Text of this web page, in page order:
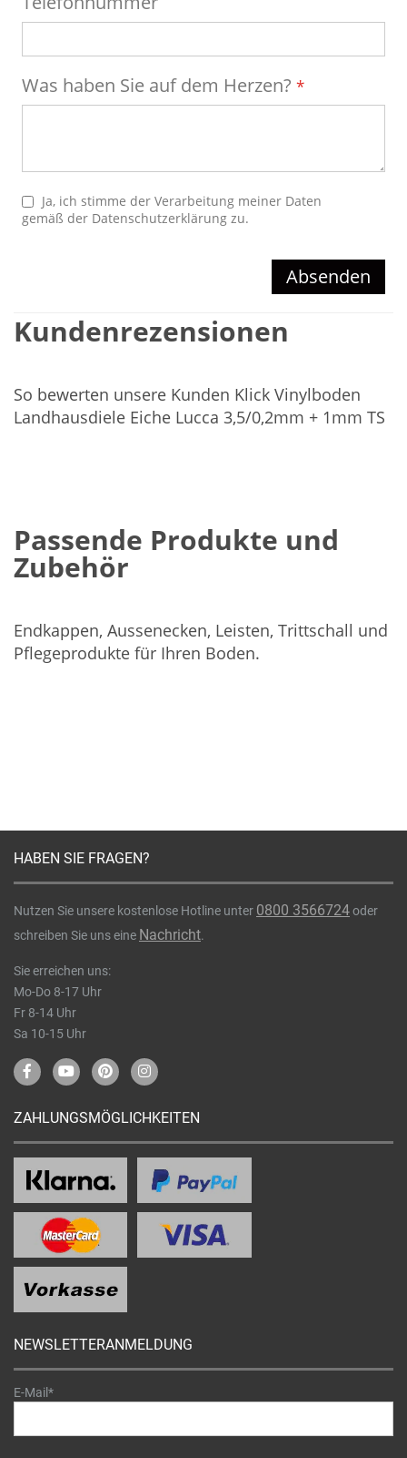
Was haben Sie auf dem Herzen?
Ja, ich stimme der Verarbeitung meiner Daten
gemäß der Datenschutzerklärung zu.
Absenden
Kundenrezensionen
So bewerten unsere Kunden Klick Vinylboden
Landhausdiele Eiche Lucca 3,5/0,2mm + 1mm TS
Passende Produkte und
Zubehör
Endkappen, Aussenecken, Leisten, Trittschall und
Pflegeprodukte für Ihren Boden.
HABEN SIE FRAGEN?
Nutzen Sie unsere kostenlose Hotline unter 0800 3566724oder
schreiben Sie uns eine Nachricht.
Sie erreichen uns:
Mo-Do 8-17 Uhr
Fr 8-14 Uhr
Sa 10-15 Uhr
ZAHLUNGSMÖGLICHKEITEN
NEWSLETTERANMELDUNG
E-Mail*